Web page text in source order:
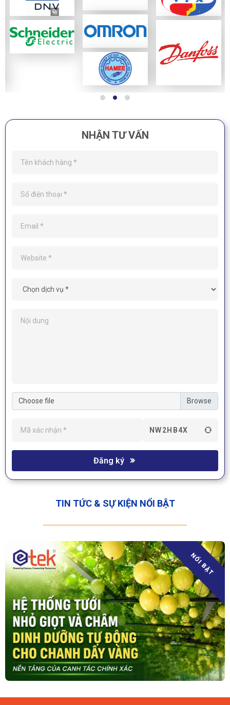
NHẬN TƯ VẤN
Choose file
NW2HB4X
Đăng ký
TIN TỨC & SỰ KIỆN NỔI BẬT
NỔI BẬT